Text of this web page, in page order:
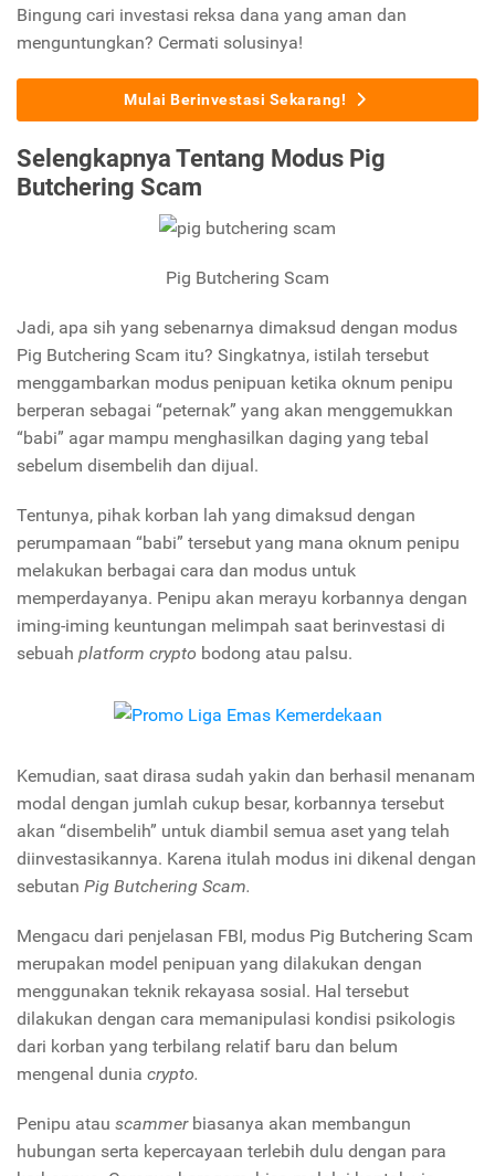
Bingung cari investasi reksa dana yang aman dan
menguntungkan? Cermati solusinya!
Mulai Berinvestasi Sekarang!
Selengkapnya Tentang Modus Pig
Butchering Scam
Pig Butchering Scam
Jadi, apa sih yang sebenarnya dimaksud dengan modus
Pig Butchering Scam itu? Singkatnya, istilah tersebut
menggambarkan modus penipuan ketika oknum penipu
berperan sebagai “peternak” yang akan menggemukkan
“babi” agar mampu menghasilkan daging yang tebal
sebelum disembelih dan dijual.
Tentunya, pihak korban lah yang dimaksud dengan
perumpamaan “babi” tersebut yang mana oknum penipu
melakukan berbagai cara dan modus untuk
memperdayanya. Penipu akan merayu korbannya dengan
iming-iming keuntungan melimpah saat berinvestasi di
sebuah platform crypto bodong atau palsu.
Kemudian, saat dirasa sudah yakin dan berhasil menanam
modal dengan jumlah cukup besar, korbannya tersebut
akan “disembelih” untuk diambil semua aset yang telah
diinvestasikannya. Karena itulah modus ini dikenal dengan
sebutan Pig Butchering Scam.
Mengacu dari penjelasan FBI, modus Pig Butchering Scam
merupakan model penipuan yang dilakukan dengan
menggunakan teknik rekayasa sosial. Hal tersebut
dilakukan dengan cara memanipulasi kondisi psikologis
dari korban yang terbilang relatif baru dan belum
mengenal dunia crypto.
Penipu atau scammer biasanya akan membangun
hubungan serta kepercayaan terlebih dulu dengan para